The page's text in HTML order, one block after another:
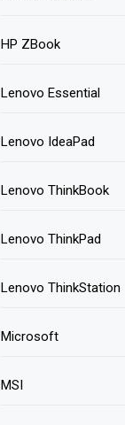
HP ZBook
Lenovo Essential
Lenovo IdeaPad
Lenovo ThinkBook
Lenovo ThinkPad
Lenovo ThinkStation
Microsoft
MSI